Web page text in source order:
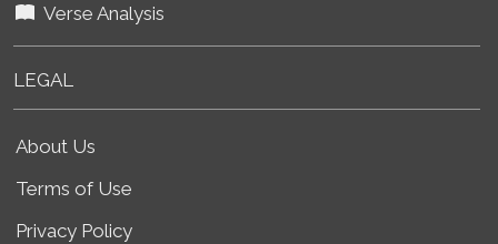
Verse Analysis
LEGAL
About Us
Terms of Use
Privacy Policy